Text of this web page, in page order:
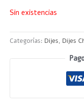
Sin existencias
Categorías: Dijes, Dijes